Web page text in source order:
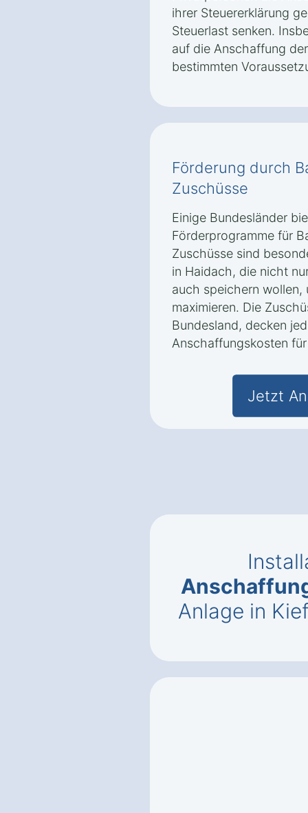
ihrer Steuererklärung
Steuerlast senken.
auf die Anschaffung
bestimmten
Förderung durch
Zuschüsse
Einige Bundesländer
Förderprogramme für
Zuschüsse sind
in Haidach, die nicht
auch speichern wollen,
maximieren. Die
Bundesland, decken
Anschaffungskosten
Jetzt
Anlage in